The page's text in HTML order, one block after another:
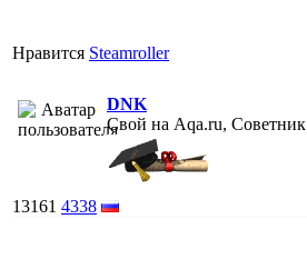
Нравится Steamroller
DNK
Свой на Aqa.ru, Советник
13161 4338